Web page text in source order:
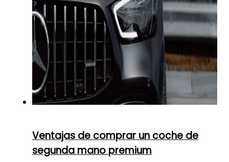
Ventajas de comprar un coche de
segunda mano premium